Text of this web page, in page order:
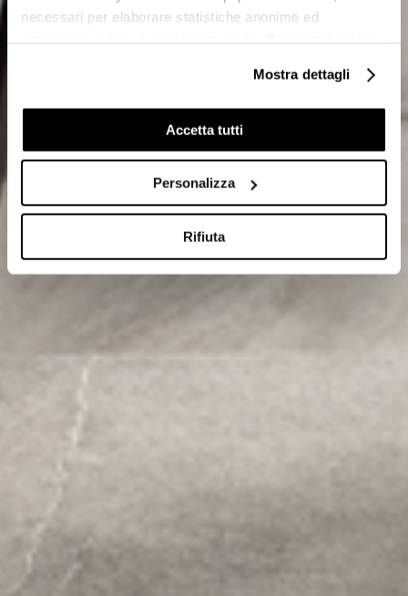
necessari per elaborare statistiche anonime ed
Cookie di profilazione/marketing: sono utilizzati, solo
previo tuo consenso, per esaminare le tue abitudini di
navigazione e mostrarti quindi avvisi pubblicitari mirati, in
linea con le tue preferenze.
cookie di profilazione, selezionando uno dei bottoni sotto
riportati. Puoi avere maggiori dettagli visionando
l’Informativa estesa cookie. La chiusura del presente
banner comporterà il permanere dei soli cookie tecnici ed
analytics, per i quali non occorre il tuo consenso. Potrai
accedendo al link presente nel footer.
Mostra dettagli
Accetta tutti
Personalizza
Rifiuta